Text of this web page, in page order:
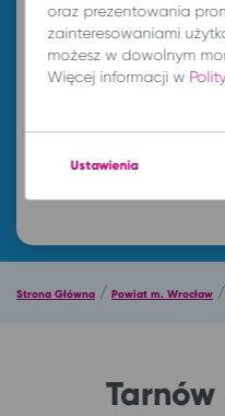
Strona Główna / Powiat m. Wrocław /
oraz prezentowania
zainteresowaniami
możesz w dowolnym
Więcej informacji w
Ustawienia